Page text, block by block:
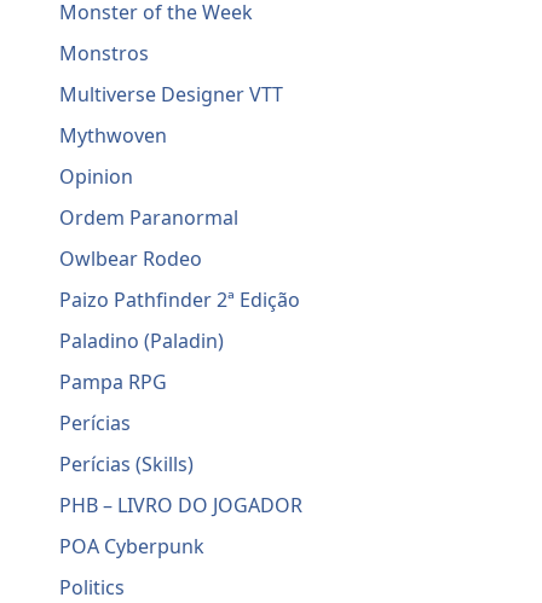
Monster of the Week
Monstros
Multiverse Designer VTT
Mythwoven
Opinion
Ordem Paranormal
Owlbear Rodeo
Paizo Pathfinder 2ª Edição
Paladino (Paladin)
Pampa RPG
Perícias
Perícias (Skills)
PHB – LIVRO DO JOGADOR
POA Cyberpunk
Politics